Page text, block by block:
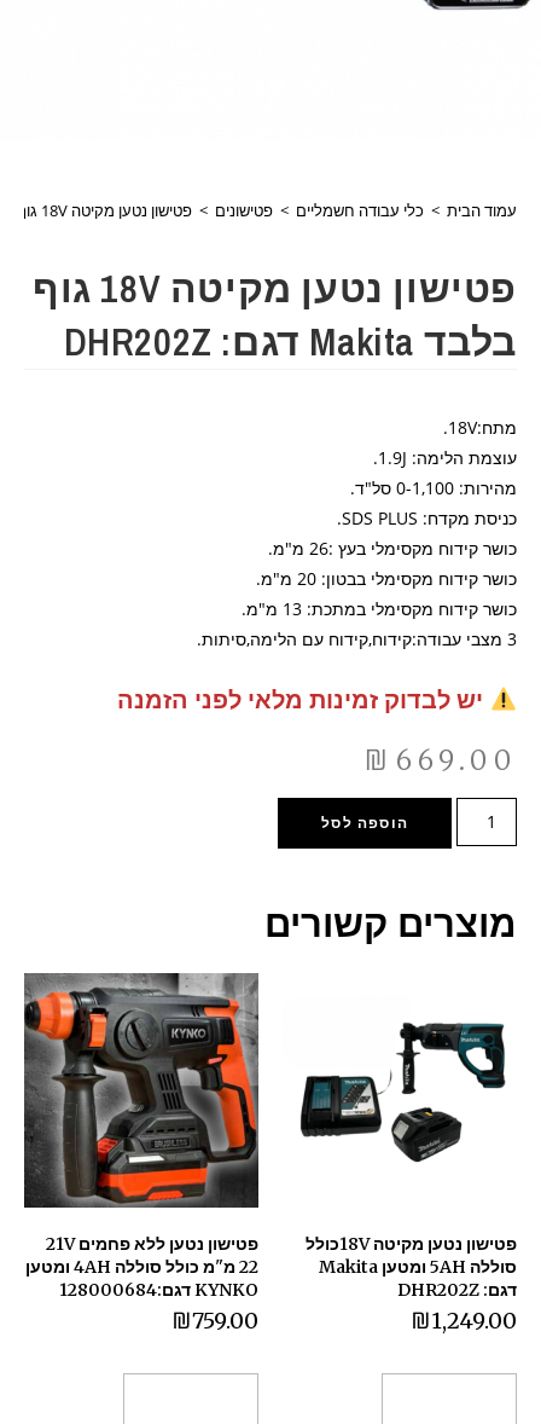
עמוד הבית > כלי עבודה חשמליים > פטישונים > פטישון נטען מקיטה 18V גוף בלבד Makita דגם: DHR202Z
פטישון נטען מקיטה 18V גוף
בלבד Makita דגם: DHR202Z
מתח:18V.
עוצמת הלימה: 1.9J.
מהירות: 0-1,100 סל"ד.
כניסת מקדח: SDS PLUS.
כושר קידוח מקסימלי בעץ :26 מ"מ.
כושר קידוח מקסימלי בבטון: 20 מ"מ.
כושר קידוח מקסימלי במתכת: 13 מ"מ.
3 מצבי עבודה:קידוח,קידוח עם הלימה,סיתות.
יש לבדוק זמינות מלאי לפני הזמנה
₪ 669.00
הוספה לסל
מוצרים קשורים
פטישון נטען מקיטה 18Vכולל
סוללה 5AH ומטען Makita
דגם: DHR202Z
₪1,249.00
פטישון נטען ללא פחמים 21V
22 מ"מ כולל סוללה 4AH ומטען
KYNKO דגם:128000684
₪759.00